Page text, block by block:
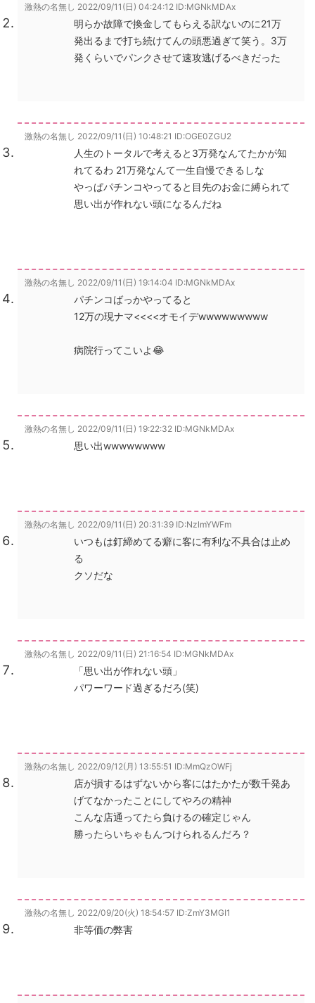
激熱の名無し 2022/09/11(日) 04:24:12 ID:MGNkMDAx
明らか故障で換金してもらえる訳ないのに21万
発出るまで打ち続けてんの頭悪過ぎて笑う。3万
発くらいでパンクさせて速攻逃げるべきだった
激熱の名無し 2022/09/11(日) 10:48:21 ID:OGE0ZGU2
人生のトータルで考えると3万発なんてたかが知
れてるわ 21万発なんて一生自慢できるしな
やっぱパチンコやってると目先のお金に縛られて
思い出が作れない頭になるんだね
激熱の名無し 2022/09/11(日) 19:14:04 ID:MGNkMDAx
パチンコばっかやってると
12万の現ナマ<<<<オモイデwwwwwwwww
病院行ってこいよ😂
激熱の名無し 2022/09/11(日) 19:22:32 ID:MGNkMDAx
思い出wwwwwwww
激熱の名無し 2022/09/11(日) 20:31:39 ID:NzlmYWFm
いつもは釘締めてる癖に客に有利な不具合は止め
る
クソだな
激熱の名無し 2022/09/11(日) 21:16:54 ID:MGNkMDAx
「思い出が作れない頭」
パワーワード過ぎるだろ(笑)
激熱の名無し 2022/09/12(月) 13:55:51 ID:MmQzOWFj
店が損するはずないから客にはたかたが数千発あ
げてなかったことにしてやろの精神
こんな店通ってたら負けるの確定じゃん
勝ったらいちゃもんつけられるんだろ？
激熱の名無し 2022/09/20(火) 18:54:57 ID:ZmY3MGI1
非等価の弊害